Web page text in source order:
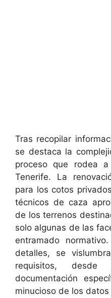
Tras recopilar
se destaca la
proceso que rodea
Tenerife. La
para los cotos
técnicos de caza
de los terrenos
solo algunas de las
entramado
detalles, se
requisitos,
documentación
minucioso de los